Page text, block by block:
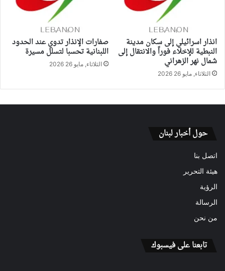
انذار اسرائيلي إلى سكان مدينة
النبطية للإخلاء فوراً والانتقال إلى
شمال نهر الزهراني
الثلاثاء, مايو 26 2026
صفارات الإنذار تدوي عند الحدود
اللبنانية تحسبا لتسلل مسيرة
الثلاثاء, مايو 26 2026
حول أخبار لبنان
اتصل بنا
هيئة التحرير
الرؤية
الرسالة
من نحن
تابعنا على فيسبوك